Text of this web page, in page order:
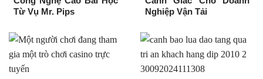
Từ Vụ Mr. Pips
Nghiệp Vận Tải